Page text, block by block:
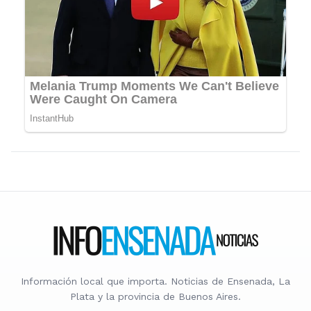
Información local que importa. Noticias de Ensenada, La
Plata y la provincia de Buenos Aires.